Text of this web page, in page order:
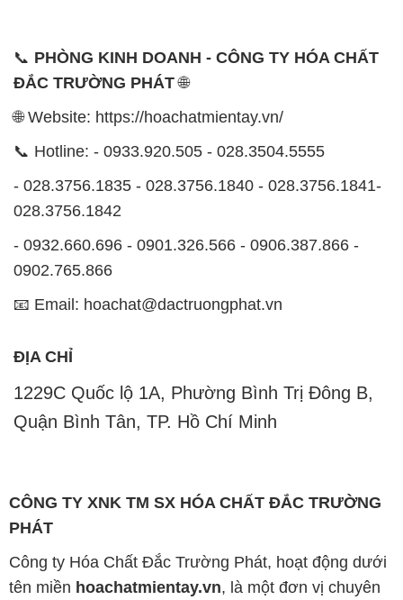
📞 PHÒNG KINH DOANH - CÔNG TY HÓA CHẤT
ĐẮC TRƯỜNG PHÁT🌐
🌐 Website: https://hoachatmientay.vn/
📞 Hotline: - 0933.920.505 - 028.3504.5555
- 028.3756.1835 - 028.3756.1840 - 028.3756.1841-
028.3756.1842
- 0932.660.696 - 0901.326.566 - 0906.387.866 -
0902.765.866
📧 Email: hoachat@dactruongphat.vn
ĐỊA CHỈ
1229C Quốc lộ 1A, Phường Bình Trị Đông B,
Quận Bình Tân, TP. Hồ Chí Minh
CÔNG TY XNK TM SX HÓA CHẤT ĐẮC TRƯỜNG
PHÁT
Công ty Hóa Chất Đắc Trường Phát, hoạt động dưới
tên miền hoachatmientay.vn, là một đơn vị chuyên